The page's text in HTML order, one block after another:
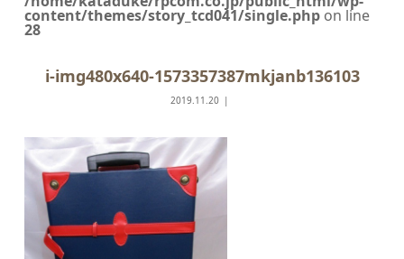
content/themes/story_tcd041/single.php on line
28
i-img480x640-1573357387mkjanb136103
2019.11.20